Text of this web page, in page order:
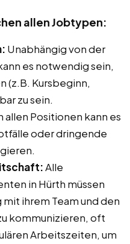
allen Jobtypen:
Unabhängig von der
es notwendig sein,
(z.B. Kursbeginn,
zu sein.
allen Positionen kann es
oder dringende
Alle
in Hürth müssen
ihrem Team und den
kommunizieren, oft
Arbeitszeiten, um